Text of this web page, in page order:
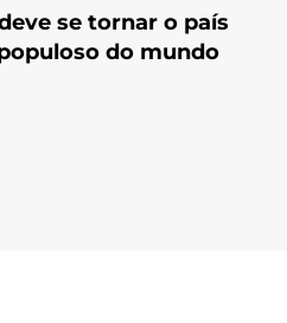
se tornar o país
do mundo